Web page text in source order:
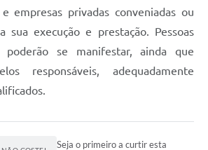
empresas privadas conveniadas ou
sua execução e prestação. Pessoas
poderão se manifestar, ainda que
responsáveis, adequadamente
Seja o primeiro a curtir esta